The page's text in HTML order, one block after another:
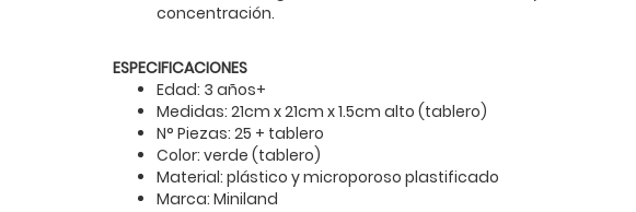
concentración.
ESPECIFICACIONES
Edad: 3 años+
Medidas: 21cm x 21cm x 1.5cm alto (tablero)
N° Piezas: 25 + tablero
Color: verde (tablero)
Material: plástico y microporoso plastificado
Marca: Miniland